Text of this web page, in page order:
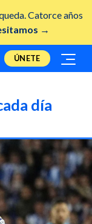
Catorce años
→
ÚNETE
día